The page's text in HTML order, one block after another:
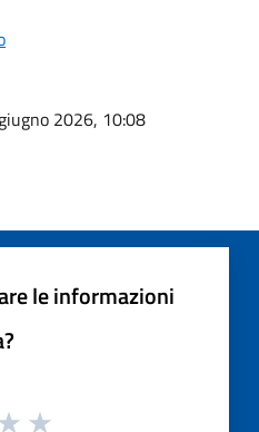
2026, 10:08
le informazioni